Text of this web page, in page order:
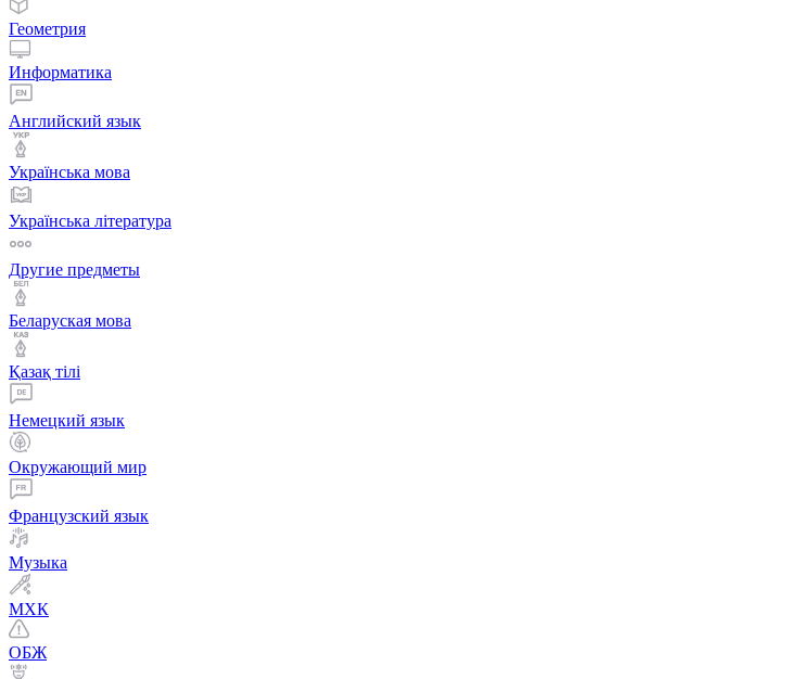
Геометрия
Информатика
Английский язык
Українська мова
Українська література
Другие предметы
Беларуская мова
Қазақ тiлi
Немецкий язык
Окружающий мир
Французский язык
Музыка
МХК
ОБЖ